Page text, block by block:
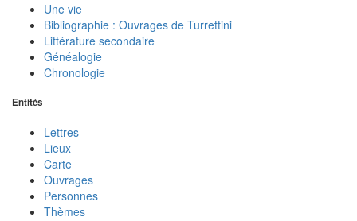
Une vie
Bibliographie : Ouvrages de Turrettini
Littérature secondaire
Généalogie
Chronologie
Entités
Lettres
Lieux
Carte
Ouvrages
Personnes
Thèmes